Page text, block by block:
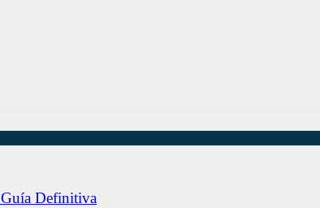
Definitiva